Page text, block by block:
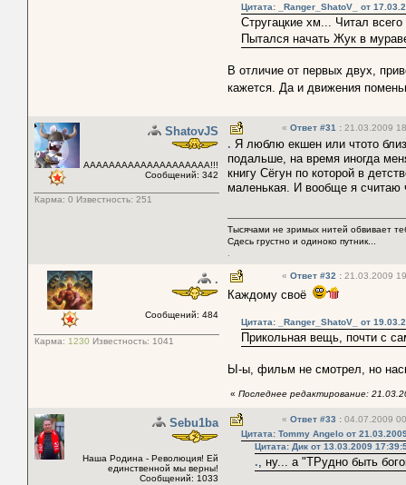
Цитата: _Ranger_ShatoV_ от
Cтругацкие хм... Читал
Пытался начать Жук в
В отличие от первых двух,
кажется. Да и движения
ShatovJS
АААААААААААААААААААА!!!
Сообщений: 342
Карма: 0 Известность: 251
« Ответ #31 : 21.03.2009
. Я люблю екшен или чтото
подальше, на время иногда
книгу Cёгyн по которой в
мaлeнькaя. И вообще я считаю
Тысячами не зримых нитей обвивает
Сдесь грустно и одиноко путник...
.
.
Сообщений: 484
Карма: 1230 Известность: 1041
« Ответ #32 : 21.03.2009
Каждому своё
Цитата: _Ranger_ShatoV_ от
Прикольная вещь, почти с
Ы-ы, фильм не смотрел, но
« Последнее редактирование:
Sebu1ba
Наша Родина - Революция! Ей
единственной мы верны!
Сообщений: 1033
« Ответ #33 : 04.07.2009
Цитата: Tommy Angelo от
Цитата: Дик от 13.03.2009
., ну... а "ТРудно быть